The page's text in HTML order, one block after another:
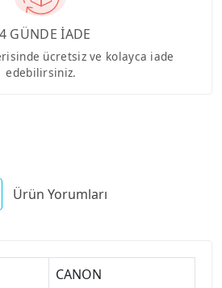
GÜNDE İADE
ücretsiz ve kolayca iade
edebilirsiniz.
Ürün Yorumları
CANON